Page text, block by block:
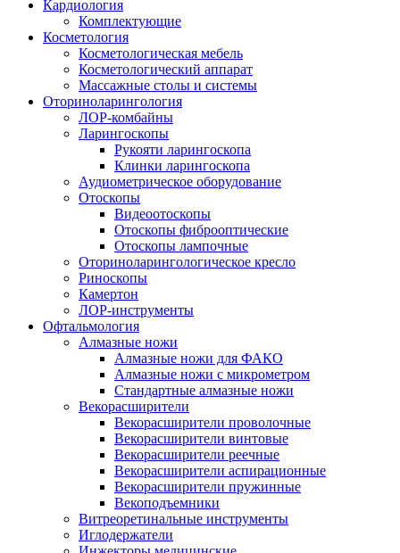
Кардиология
Комплектующие
Косметология
Косметологическая мебель
Косметологический аппарат
Массажные столы и системы
Оториноларингология
ЛОР-комбайны
Ларингоскопы
Рукояти ларингоскопа
Клинки ларингоскопа
Аудиометрическое оборудование
Отоскопы
Видеоотоскопы
Отоскопы фиброоптические
Отоскопы лампочные
Оториноларингологическое кресло
Риноскопы
Камертон
ЛОР-инструменты
Офтальмология
Алмазные ножи
Алмазные ножи для ФАКО
Алмазные ножи с микрометром
Стандартные алмазные ножи
Векорасширители
Векорасширители проволочные
Векорасширители винтовые
Векорасширители реечные
Векорасширители аспирационные
Векорасширители пружинные
Векоподъемники
Витреоретинальные инструменты
Иглодержатели